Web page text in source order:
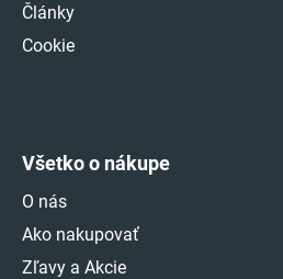
Články
Cookie
Všetko o nákupe
O nás
Ako nakupovať
Zľavy a Akcie